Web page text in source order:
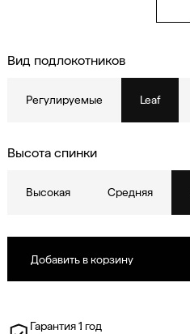
Вид подлокотников
Регулируемые Leaf
Высота спинки
Высокая Средняя
Гарантия 1 год